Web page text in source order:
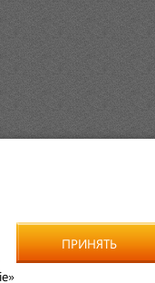
ПРИНЯТЬ